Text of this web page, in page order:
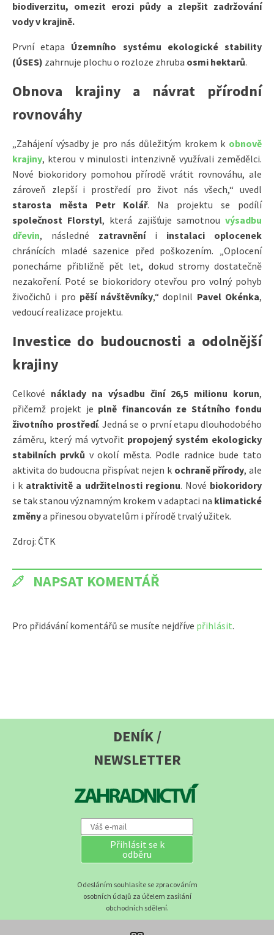
biodiverzitu, omezit erozi půdy a zlepšit zadržování
vody v krajině.
První etapa Územního systému ekologické stability
(ÚSES) zahrnuje plochu o rozloze zhruba osmi hektarů.
Obnova krajiny a návrat přírodní
rovnováhy
„Zahájení výsadby je pro nás důležitým krokem k obnově
krajiny, kterou v minulosti intenzivně využívali zemědělci.
Nové biokoridory pomohou přírodě vrátit rovnováhu, ale
zároveň zlepší i prostředí pro život nás všech,“ uvedl
starosta města Petr Kolář. Na projektu se podílí
společnost Florstyl, která zajišťuje samotnou výsadbu
dřevin, následné zatravněníi instalaci oplocenek
chránících mladé sazenice před poškozením. „Oplocení
ponecháme přibližně pět let, dokud stromy dostatečně
nezakoření. Poté se biokoridory otevřou pro volný pohyb
živočichů i pro pěší návštěvníky,“ doplnil Pavel Okénka,
vedoucí realizace projektu.
Investice do budoucnosti a odolnější
krajiny
Celkové náklady na výsadbu činí 26,5 milionu korun,
přičemž projekt je plně financován ze Státního fondu
životního prostředí. Jedná se o první etapu dlouhodobého
záměru, který má vytvořit propojený systém ekologicky
stabilních prvků v okolí města. Podle radnice bude tato
aktivita do budoucna přispívat nejen k ochraně přírody, ale
i k atraktivitě a udržitelnosti regionu. Nové biokoridory
se tak stanou významným krokem v adaptaci na klimatické
změnya přinesou obyvatelům i přírodě trvalý užitek.
Zdroj: ČTK
NAPSAT KOMENTÁŘ
Pro přidávání komentářů se musíte nejdříve přihlásit.
DENÍK /
NEWSLETTER
Přihlásit se k
odběru
Odesláním souhlasíte se zpracováním
osobních údajů za účelem zasílání
obchodních sdělení.